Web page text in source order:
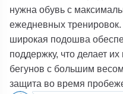
нужна обувь с
ежедневных тренировок.
широкая подошва
поддержку, что делает
бегунов с большим
защита во время